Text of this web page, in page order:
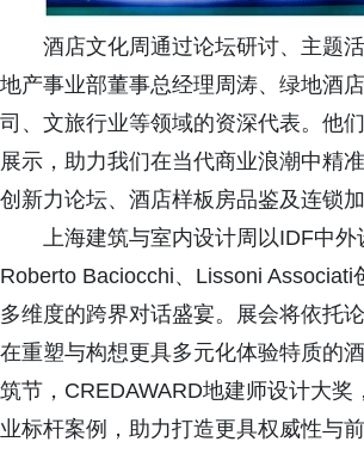
酒店文化周通过论坛研讨、主题
地产事业部董事总经理周涛、绿地酒
司、文旅行业等领域的资深代表。他
展示，助力我们在当代商业浪潮中精
创新力论坛、酒店样板房品鉴及连锁加
上海建筑与室内设计周以IDF中
Roberto Baciocchi、Lissoni
多维度的跨界对话盛宴。展会将依托
在重塑与构想更具多元化体验特质的
筑节，CREDAWARD地建师设计大
业标杆案例，助力打造更具权威性与